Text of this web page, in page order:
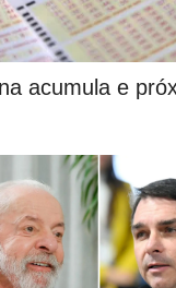
acumula e